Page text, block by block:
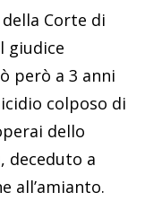
Corte di
giudice
però a 3 anni
colposo di
dello
deceduto a
all’amianto.